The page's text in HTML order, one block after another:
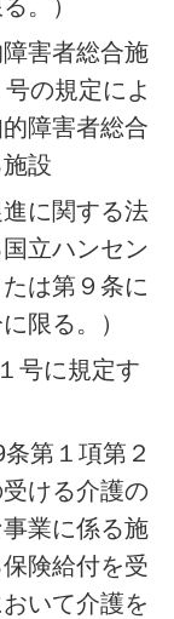
。）
害者総合施
の規定によ
障害者総合
設
に関する法
立ハンセン
は第９条に
限る。）
号に規定す
第１項第２
ける介護の
業に係る施
険給付を受
いて介護を